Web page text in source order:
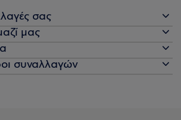
σας
μας
συναλλαγών